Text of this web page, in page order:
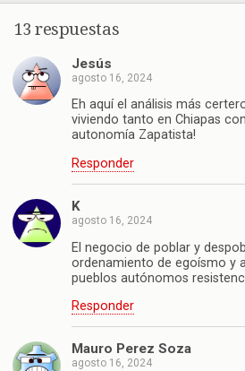
13 respuestas
Jesús
agosto 16, 2024
Eh aquí el análisis más
viviendo tanto en Chiapas
autonomía Zapatista!
Responder
K
agosto 16, 2024
El negocio de poblar y
ordenamiento de egoísmo y
pueblos autónomos
Responder
Mauro Perez Soza
agosto 16, 2024